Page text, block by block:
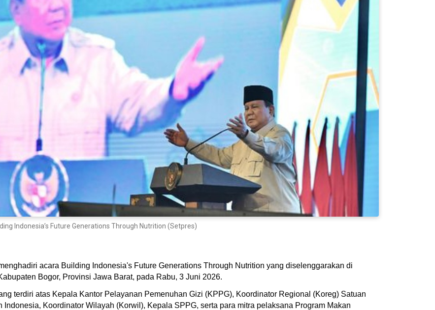
Indonesia’s Future Generations Through Nutrition (Setpres)
acara Building Indonesia's Future Generations Through Nutrition yang diselenggarakan di
Bogor, Provinsi Jawa Barat, pada Rabu, 3 Juni 2026.
terdiri atas Kepala Kantor Pelayanan Pemenuhan Gizi (KPPG), Koordinator Regional (Koreg) Satuan
Koordinator Wilayah (Korwil), Kepala SPPG, serta para mitra pelaksana Program Makan